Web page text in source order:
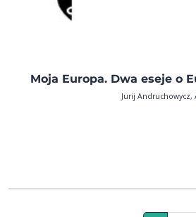
Moja Europa. Dwa eseje o
Jurij Andruchowycz,